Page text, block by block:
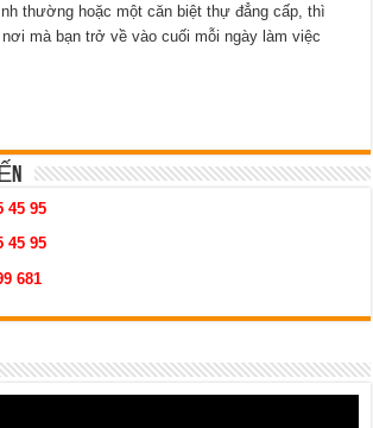
thường hoặc một căn biệt thự đẳng cấp, thì
mà bạn trở về vào cuối mỗi ngày làm việc
45 95
45 95
681